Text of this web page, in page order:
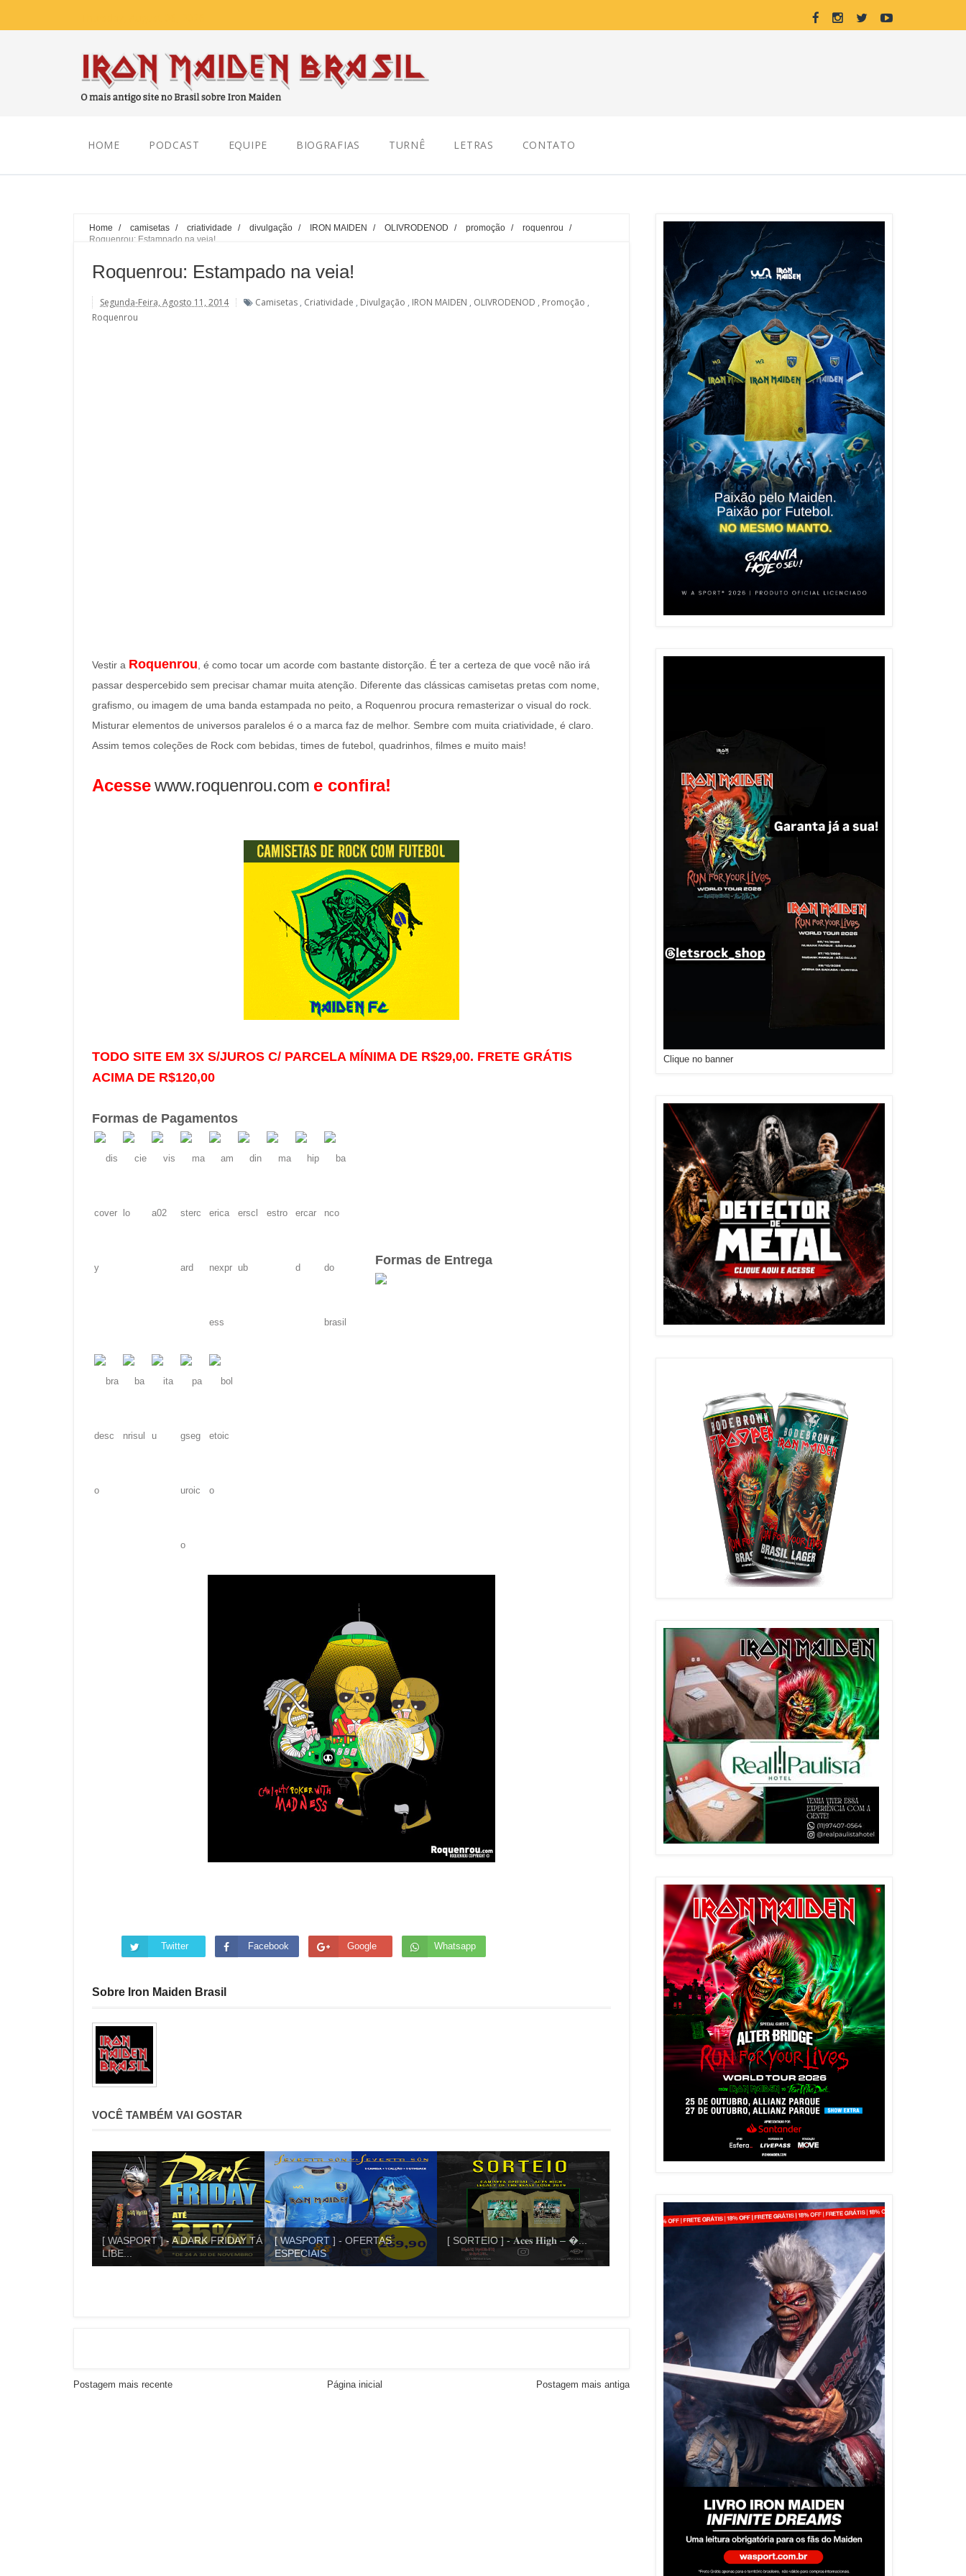
HOME PODCAST EQUIPE BIOGRAFIAS TURNÊ LETRAS CONTATO
Home / camisetas / criatividade / divulgação / IRON MAIDEN / OLIVRODENOD / promoção / roquenrou
/
Roquenrou: Estampado na veia!
Roquenrou: Estampado na veia!
Segunda-Feira, Agosto 11, 2014 Camisetas , Criatividade , Divulgação , IRON MAIDEN , OLIVRODENOD , Promoção ,
Roquenrou
Vestir a Roquenrou , é como tocar um acorde com bastante distorção. É ter a certeza de que você não irá
passar despercebido sem precisar chamar muita atenção. Diferente das clássicas camisetas pretas com nome,
grafismo, ou imagem de uma banda estampada no peito, a Roquenrou procura remasterizar o visual do rock.
Misturar elementos de universos paralelos é o a marca faz de melhor. Sembre com muita criatividade, é claro.
Assim temos coleções de Rock com bebidas, times de futebol, quadrinhos, filmes e muito mais!
Acessewww.roquenrou.com e confira!
TODO SITE EM 3X S/JUROS C/ PARCELA MÍNIMA DE R$29,00. FRETE GRÁTIS
ACIMA DE R$120,00
Formas de Pagamentos
Formas de Entrega
Twitter Facebook Google Whatsapp
Sobre Iron Maiden Brasil
VOCÊ TAMBÉM VAI GOSTAR
[ WASPORT ] - A DARK FRIDAY TÁ
LIBE...
[ WASPORT ] - OFERTAS
ESPECIAIS
[ SORTEIO ] - 𝐀𝐜𝐞𝐬 𝐇𝐢𝐠𝐡 – ...
Postagem mais recente Postagem mais antiga
Página inicial
Clique no banner